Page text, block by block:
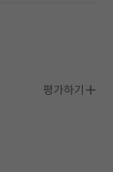
평가하기